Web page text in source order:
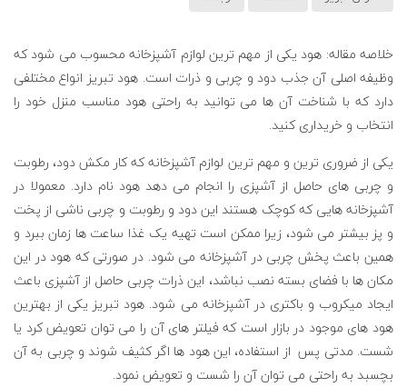
خلاصه مقاله: هود یکی از مهم ترین لوازم آشپزخانه محسوب می شود که
وظیفه اصلی آن جذب دود و چربی و ذرات است. هود تبریز انواع مختلفی
دارد که با شناخت آن ها می توانید به راحتی هود مناسب منزل خود را
انتخاب و خریداری کنید.
یکی از ضروری ترین و مهم ترین لوازم آشپزخانه که کار مکش دود، رطوبت
و چربی های حاصل از آشپزی را انجام ‌می دهد هود نام دارد. معمولا در
آشپزخانه هایی که کوچک هستند این دود و رطوبت و چربی ناشی از پخت
و پز بیشتر می شود، زیرا ممکن است تهیه یک غذا ساعت ها زمان ببرد و
همین باعث پخش چربی در آشپزخانه می شود. در صورتی که هود در این
مکان ها با فضای بسته نصب نباشد، این ذرات چربی حاصل از آشپزی باعث
ایجاد میکروب و باکتری در آشپزخانه می شود. هود تبریز یکی از بهترین
هود های موجود در بازار است که فیلتر های آن را می توان تعویض کرد یا
شست. مدتی پس از استفاده، این هود ها اگر کثیف شوند و چربی به آن
بچسبد به راحتی می توان آن را شست و تعویض نمود.